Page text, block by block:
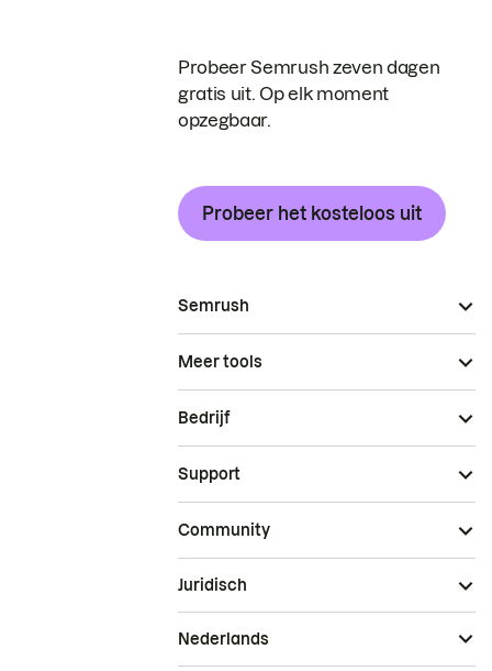
Probeer Semrush zeven dagen
gratis uit. Op elk moment
opzegbaar.
Probeer het kosteloos uit
Semrush
Meer tools
Bedrijf
Support
Community
Juridisch
Nederlands